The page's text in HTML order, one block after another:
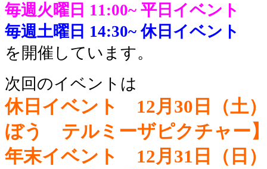
毎週火曜日 11:00~ 平日イベント
毎週土曜日 14:30~休日イベント
を開催しています。
次回のイベントは
休日イベント 12月30日（土
ぼう テルミーザピクチャー
年末イベント 12月31日（日